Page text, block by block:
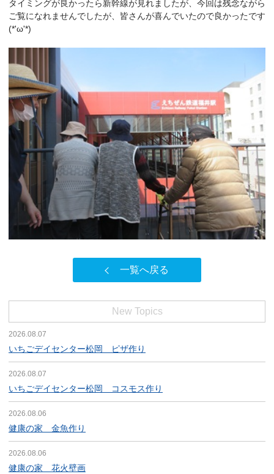
タイミングが良かったら新幹線が見れましたが、今回は残念ながら
ご覧になれませんでしたが、皆さんが喜んでいたので良かったです
(*'ω'*)
一覧へ戻る
New Topics
2026.08.07
いちごデイセンター松岡 ピザ作り
2026.08.07
いちごデイセンター松岡 コスモス作り
2026.08.06
健康の家 金魚作り
2026.08.06
健康の家 花火壁画